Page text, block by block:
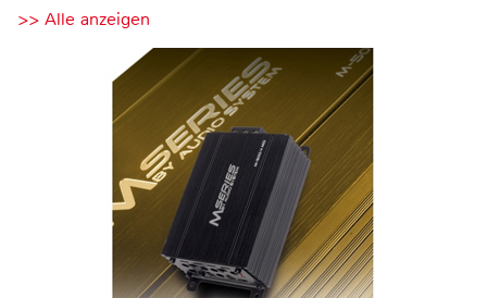
>> Alle anzeigen